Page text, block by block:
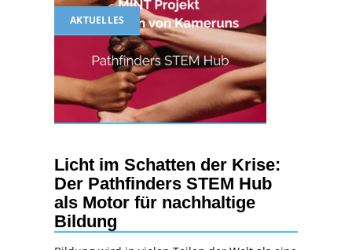
AKTUELLES
Licht im Schatten der Krise:
Der Pathfinders STEM Hub
als Motor für nachhaltige
Bildung